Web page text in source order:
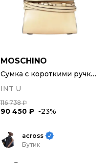
MOSCHINO
Сумка с короткими ручками
INT U
116 738 ₽
90 450 ₽ -23%
across
Бутик